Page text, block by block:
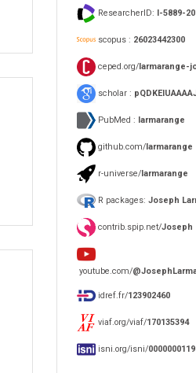
ResearcherID: I-5889-
scopus : 26023442300
ceped.org/larmarange-
scholar :
PubMed : larmarange
github.com/larmarange
r-universe/larmarange
R packages: Joseph
contrib.spip.net/Joseph
youtube.com/
idref.fr/123902460
viaf.org/viaf/170135394
isni.org/isni/